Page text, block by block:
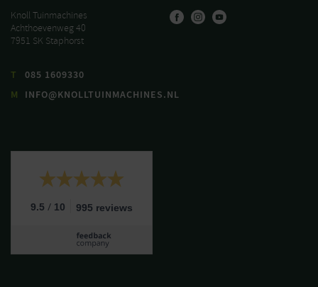
Knoll Tuinmachines
Achthoevenweg 40
7951 SK Staphorst
T
085 1609330
M
INFO@KNOLLTUINMACHINES.NL
9.5 / 10 995 reviews